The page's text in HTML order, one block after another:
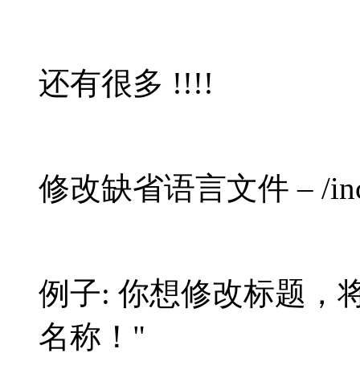
还有很多 !!!!
修改缺省语言文件 – /
例子: 你想修改标题，
名称！"